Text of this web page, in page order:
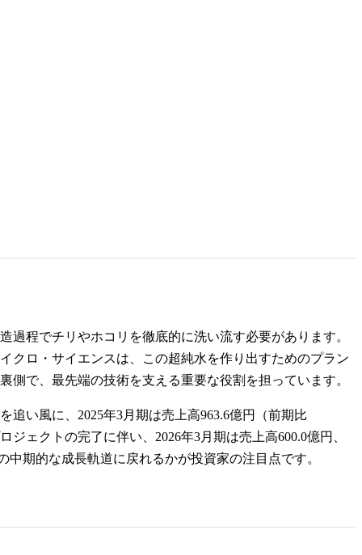
程でチリやホコリを徹底的に洗い流す必要があります。
クロ・サイエンスは、この超純水を作り出すためのプラン
で、最先端の技術を支える重要な役割を担っています。
い風に、2025年3月期は売上高963.6億円（前期比
ェクトの完了に伴い、2026年3月期は売上高600.0億円、
期的な成長軌道に戻れるかが投資家の注目点です。